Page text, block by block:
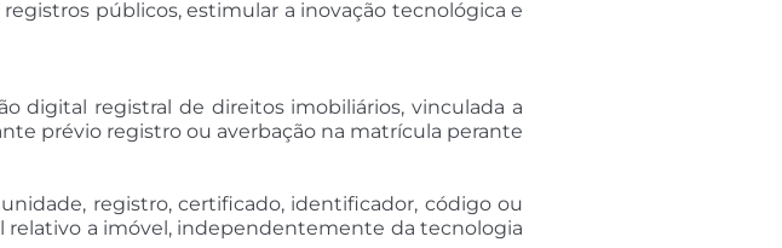
públicos, estimular a inovação tecnológica e
digital registral de direitos imobiliários, vinculada a
prévio registro ou averbação na matrícula perante
registro, certificado, identificador, código ou
a imóvel, independentemente da tecnologia